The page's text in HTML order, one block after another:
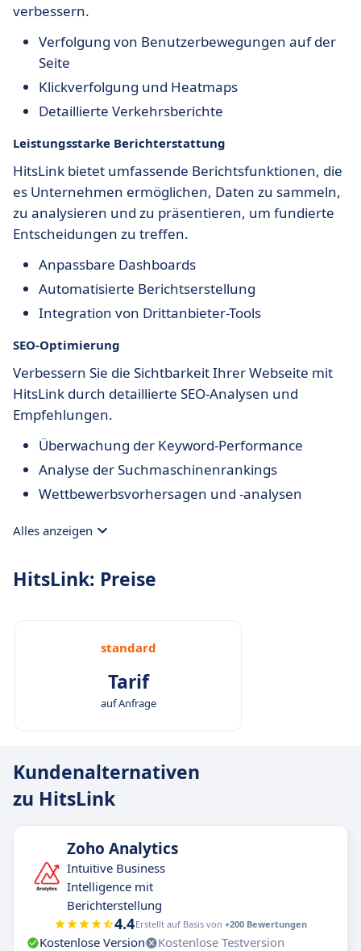
verbessern.
Verfolgung von Benutzerbewegungen auf der
Seite
Klickverfolgung und Heatmaps
Detaillierte Verkehrsberichte
Leistungsstarke Berichterstattung
HitsLink bietet umfassende Berichtsfunktionen, die
es Unternehmen ermöglichen, Daten zu sammeln,
zu analysieren und zu präsentieren, um fundierte
Entscheidungen zu treffen.
Anpassbare Dashboards
Automatisierte Berichtserstellung
Integration von Drittanbieter-Tools
SEO-Optimierung
Verbessern Sie die Sichtbarkeit Ihrer Webseite mit
HitsLink durch detaillierte SEO-Analysen und
Empfehlungen.
Überwachung der Keyword-Performance
Analyse der Suchmaschinenrankings
Wettbewerbsvorhersagen und -analysen
Alles anzeigen
HitsLink: Preise
standard
Tarif
auf Anfrage
Kundenalternativen
zu HitsLink
Zoho Analytics
Intuitive Business
Intelligence mit
Berichterstellung
4.4Erstellt auf Basis von +200 Bewertungen
Kostenlose Version
Kostenlose Testversion